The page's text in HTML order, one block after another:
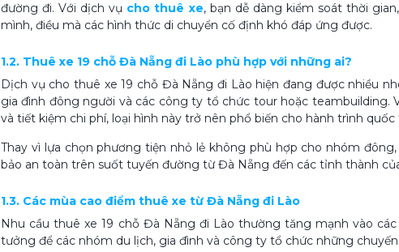
đường đi. Với dịch vụ cho thuê xe, bạn dễ dàng kiểm soát thời
mình, điều mà các hình thức di chuyển cố định khó đáp ứng được.
1.2. Thuê xe 19 chỗ Đà Nẵng đi Lào phù hợp với những ai?
Dịch vụ cho thuê xe 19 chỗ Đà Nẵng đi Lào hiện đang được nhiều
gia đình đông người và các công ty tổ chức tour hoặc teambuilding.
và tiết kiệm chi phí, loại hình này trở nên phổ biến cho hành trình quốc
Thay vì lựa chọn phương tiện nhỏ lẻ không phù hợp cho nhóm
bảo an toàn trên suốt tuyến đường từ Đà Nẵng đến các tỉnh thành
1.3. Các mùa cao điểm thuê xe từ Đà Nẵng đi Lào
Nhu cầu thuê xe 19 chỗ Đà Nẵng đi Lào thường tăng mạnh vào
tưởng để các nhóm du lịch, gia đình và công ty tổ chức những chuyến